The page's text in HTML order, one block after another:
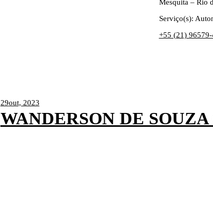
Mesquita – Rio
Serviço(s):
+55 (21)
29out, 2023
WANDERSON DE